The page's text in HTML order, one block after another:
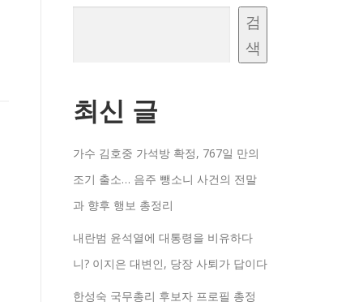
검
색
최신 글
가수 김호중 가석방 확정, 767일 만의
조기 출소… 음주 뺑소니 사건의 전말
과 향후 행보 총정리
내란범 윤석열에 대통령을 비유하다
니? 이지은 대변인, 당장 사퇴가 답이다
한성숙 국무총리 후보자 프로필 총정